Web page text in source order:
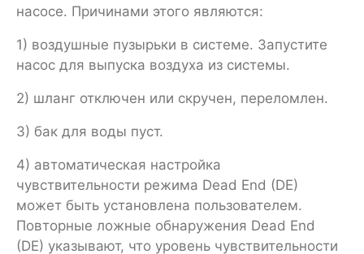
насосе. Причинами этого являются:
1) воздушные пузырьки в системе. Запустите
насос для выпуска воздуха из системы.
2) шланг отключен или скручен, переломлен.
3) бак для воды пуст.
4) автоматическая настройка
чувствительности режима Dead End (DE)
может быть установлена пользователем.
Повторные ложные обнаружения Dead End
(DE) указывают, что уровень чувствительности